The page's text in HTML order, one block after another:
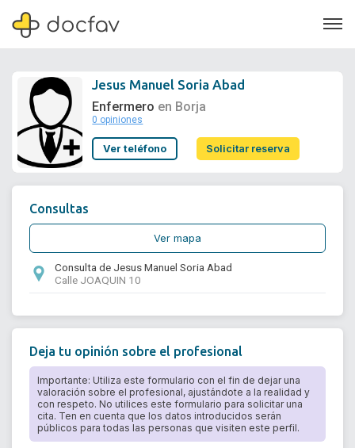
Soporte
Jesus Manuel Soria Abad
Enfermero en Borja
0 opiniones
Ver teléfono Solicitar reserva
Consultas
Ver mapa
Consulta de Jesus Manuel Soria Abad
Calle JOAQUIN 10
Deja tu opinión sobre el profesional
Importante: Utiliza este formulario con el fin de dejar una
valoración sobre el profesional, ajustándote a la realidad y
con respeto. No utilices este formulario para solicitar una
cita. Ten en cuenta que los datos introducidos serán
públicos para todas las personas que visiten este perfil.